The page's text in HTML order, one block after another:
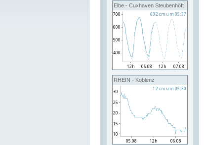
Elbe - Cuxhaven Steubenhöft
RHEIN - Koblenz